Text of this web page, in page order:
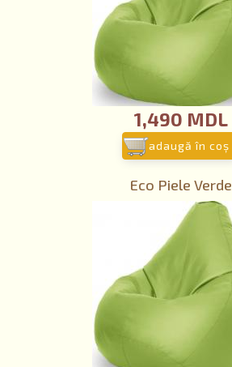
1,490 MDL
adaugă în coş
Eco Piele Verde